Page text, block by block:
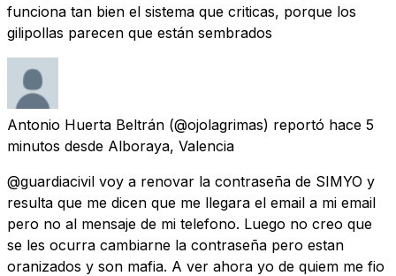
funciona tan bien el sistema que criticas, porque los
gilipollas parecen que están sembrados
Antonio Huerta Beltrán (@ojolagrimas) reportó hace 5
minutos desde Alboraya, Valencia
@guardiacivil voy a renovar la contraseña de SIMYO y
resulta que me dicen que me llegara el email a mi email
pero no al mensaje de mi telefono. Luego no creo que
se les ocurra cambiarne la contraseña pero estan
oranizados y son mafia. A ver ahora yo de quiem me fio